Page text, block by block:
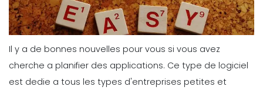
Il y a de bonnes nouvelles pour vous si vous avez
cherche a planifier des applications. Ce type de logiciel
est dedie a tous les types d'entreprises petites et